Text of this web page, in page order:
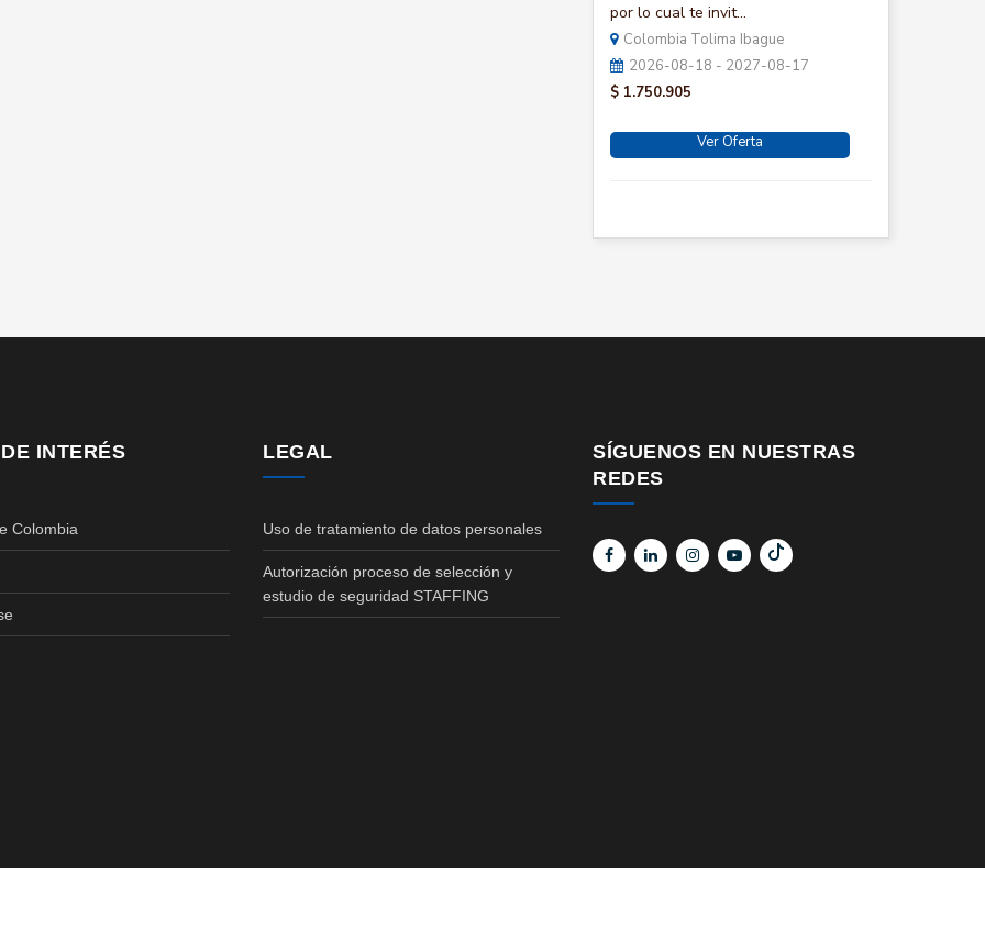
por lo cual te invit...
Colombia Tolima Ibague
2026-08-18 - 2027-08-17
$ 1.750.905
Ver Oferta
INTERÉS
Colombia
LEGAL
Uso de tratamiento de datos personales
Autorización proceso de selección y
estudio de seguridad STAFFING
SÍGUENOS EN NUESTRAS
REDES